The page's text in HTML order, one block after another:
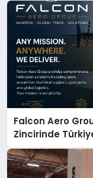
Falcon Aero
Zincirinde